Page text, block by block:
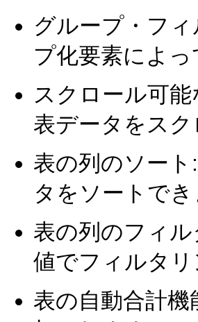
グループ・フ
プ化要素によ
スクロール可
表データをス
表の列のソー
タをソートでき
表の列のフィ
値でフィルタ
表の自動合計